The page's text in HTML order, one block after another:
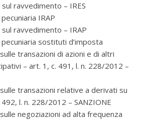
ravvedimento – IRES
IRAP
ravvedimento – IRAP
sostituti d’imposta
transazioni di azioni e di altri
– art. 1, c. 491, l. n. 228/2012 –
transazioni relative a derivati su
l. n. 228/2012 – SANZIONE
negoziazioni ad alta frequenza